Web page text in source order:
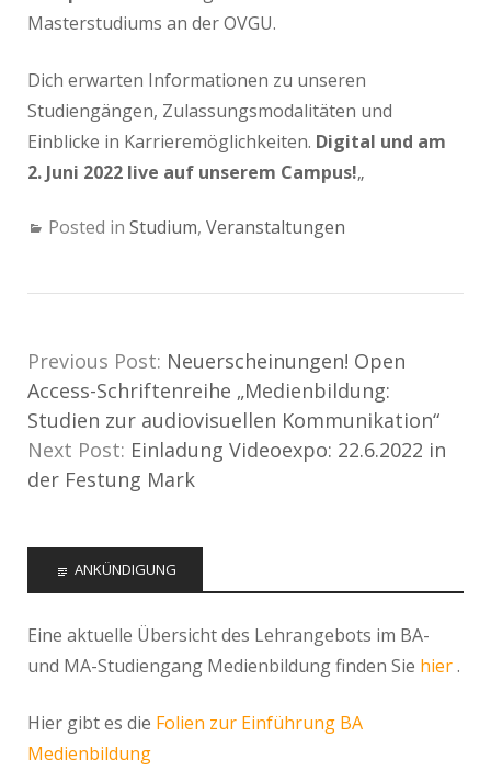
Masterstudiums an der OVGU.
Dich erwarten Informationen zu unseren
Studiengängen, Zulassungsmodalitäten und
Einblicke in Karrieremöglichkeiten. Digital und am
2. Juni 2022 live auf unserem Campus!„
Posted in Studium, Veranstaltungen
Previous Post: Neuerscheinungen! Open
Access-Schriftenreihe „Medienbildung:
Studien zur audiovisuellen Kommunikation“
Next Post: Einladung Videoexpo: 22.6.2022 in
der Festung Mark
ANKÜNDIGUNG
Eine aktuelle Übersicht des Lehrangebots im BA-
und MA-Studiengang Medienbildung finden Sie hier.
Hier gibt es die Folien zur Einführung BA
Medienbildung